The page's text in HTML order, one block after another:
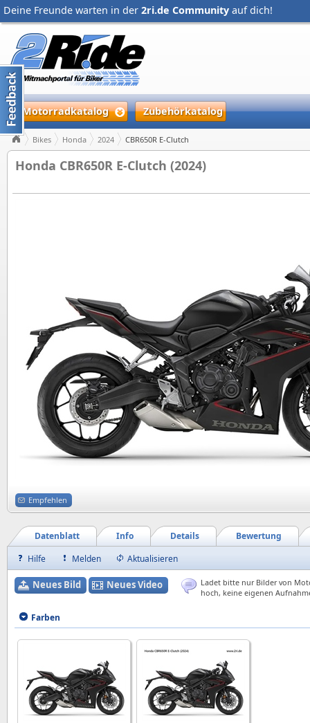
Deine Freunde warten in der 2ri.de Community auf dich!
Motorradkatalog Zubehörkatalog
Bikes Honda 2024 CBR650R E-Clutch
Honda CBR650R E-Clutch (2024)
Empfehlen
Bewertung
Details
Info
Datenblatt
Hilfe
Melden Aktualisieren
Neues Bild Neues Video
Ladet bitte nur Bilder von
hoch, keine eigenen
Farben